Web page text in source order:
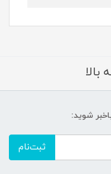
شوید:
ثبت‌نام